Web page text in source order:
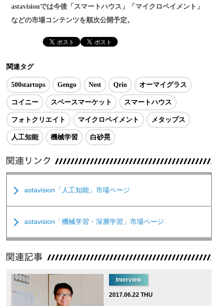
astavisionでは今後「スマートハウス」「マイクロペイメント」
などの市場コンテンツを順次公開予定。
関連タグ
500startups Gengo Nest Qrio オーマイグラス
コイニー スペースマーケット スマートハウス
フォトクリエイト マイクロペイメント メタップス
人工知能 機械学習 白砂晃
astavision「人工知能」市場ページ
astavision「機械学習・深層学習」市場ページ
Interview
2017.06.22 THU